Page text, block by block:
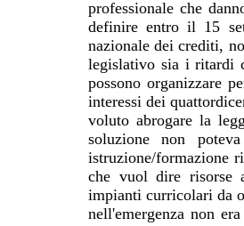
professionale che
definire entro il 15
nazionale dei crediti,
legislativo sia i ritardi
possono organizzare
interessi dei
voluto abrogare la
soluzione non
istruzione/formazione
che vuol dire risorse
impianti curricolari da
nell'emergenza non